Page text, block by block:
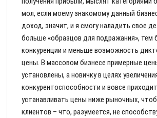
мол, если моему знакомому данный
доход, значит, и я смогу наладить свое
больше «образцов для подражания», тем
конкуренции и меньше возможность
цены. В массовом бизнесе примерные
установлены, а новичку в целях
конкурентоспособности и вовсе
устанавливать цены ниже рыночных,
клиентов – что, разумеется, не